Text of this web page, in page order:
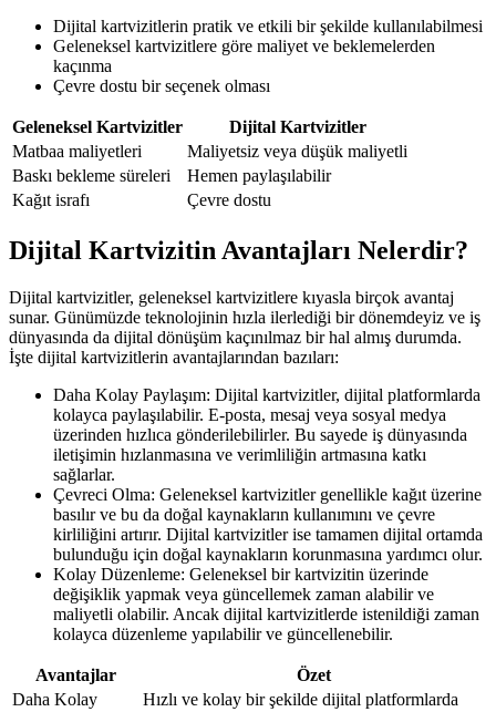
Dijital kartvizitlerin pratik ve etkili bir şekilde kullanılabilmesi
Geleneksel kartvizitlere göre maliyet ve beklemelerden
kaçınma
Çevre dostu bir seçenek olması
Geleneksel Kartvizitler
Dijital Kartvizitler
Matbaa maliyetleri
Maliyetsiz veya düşük maliyetli
Baskı bekleme süreleri
Hemen paylaşılabilir
Kağıt israfı
Çevre dostu
Dijital Kartvizitin Avantajları Nelerdir?
Dijital kartvizitler, geleneksel kartvizitlere kıyasla birçok avantaj
sunar. Günümüzde teknolojinin hızla ilerlediği bir dönemdeyiz ve iş
dünyasında da dijital dönüşüm kaçınılmaz bir hal almış durumda.
İşte dijital kartvizitlerin avantajlarından bazıları:
Daha Kolay Paylaşım: Dijital kartvizitler, dijital platformlarda
kolayca paylaşılabilir. E-posta, mesaj veya sosyal medya
üzerinden hızlıca gönderilebilirler. Bu sayede iş dünyasında
iletişimin hızlanmasına ve verimliliğin artmasına katkı
sağlarlar.
Çevreci Olma: Geleneksel kartvizitler genellikle kağıt üzerine
basılır ve bu da doğal kaynakların kullanımını ve çevre
kirliliğini artırır. Dijital kartvizitler ise tamamen dijital ortamda
bulunduğu için doğal kaynakların korunmasına yardımcı olur.
Kolay Düzenleme: Geleneksel bir kartvizitin üzerinde
değişiklik yapmak veya güncellemek zaman alabilir ve
maliyetli olabilir. Ancak dijital kartvizitlerde istenildiği zaman
kolayca düzenleme yapılabilir ve güncellenebilir.
Avantajlar
Özet
Daha Kolay
Hızlı ve kolay bir şekilde dijital platformlarda